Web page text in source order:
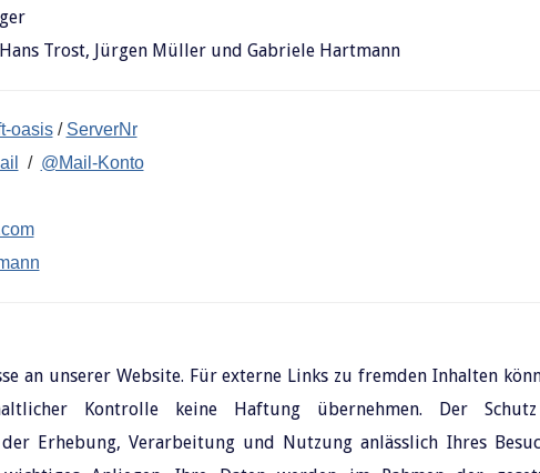
Trost, Jürgen Müller und Gabriele Hartmann
oasis/ ServerNr
/ @Mail-Konto
an unserer Website. Für externe Links zu fremden Inhalten
Kontrolle keine Haftung übernehmen. Der
Erhebung, Verarbeitung und Nutzung anlässlich Ihres